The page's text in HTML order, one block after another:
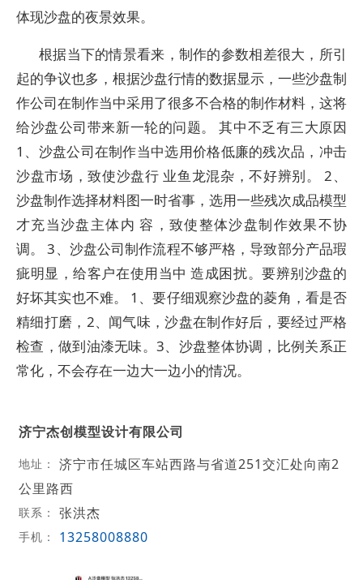
体现沙盘的夜景效果。
根据当下的情景看来，制作的参数相差很大，所引
起的争议也多，根据沙盘行情的数据显示，一些沙盘制
作公司在制作当中采用了很多不合格的制作材料，这将
给沙盘公司带来新一轮的问题。 其中不乏有三大原因
1、沙盘公司在制作当中选用价格低廉的残次品，冲击
沙盘市场，致使沙盘行 业鱼龙混杂，不好辨别。 2、
沙盘制作选择材料图一时省事，选用一些残次成品模型
才充当沙盘主体内 容，致使整体沙盘制作效果不协
调。 3、沙盘公司制作流程不够严格，导致部分产品瑕
疵明显，给客户在使用当中 造成困扰。要辨别沙盘的
好坏其实也不难。 1、要仔细观察沙盘的菱角，看是否
精细打磨，2、闻气味，沙盘在制作好后，要经过严格
检查，做到油漆无味。3、沙盘整体协调，比例关系正
常化，不会存在一边大一边小的情况。
济宁杰创模型设计有限公司
地址：
济宁市任城区车站西路与省道251交汇处向南2
公里路西
联系： 张洪杰
手机： 13258008880